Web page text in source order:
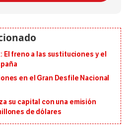
El freno a las sustituciones y el
en el Gran Desfile Nacional
su capital con una emisión
de dólares